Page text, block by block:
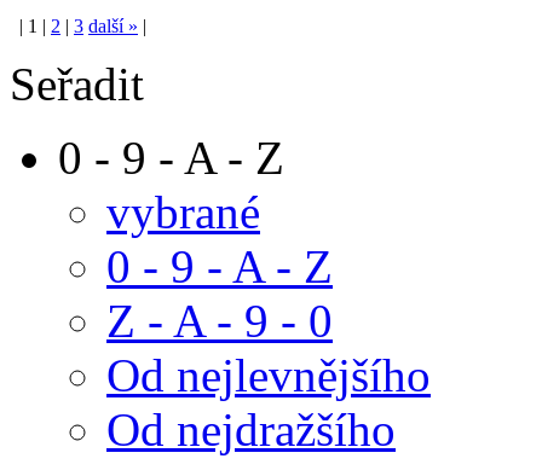
1 2 3 další »
Seřadit
0 - 9 - A - Z
vybrané
0 - 9 - A - Z
Z - A - 9 - 0
Od nejlevnějšího
Od nejdražšího